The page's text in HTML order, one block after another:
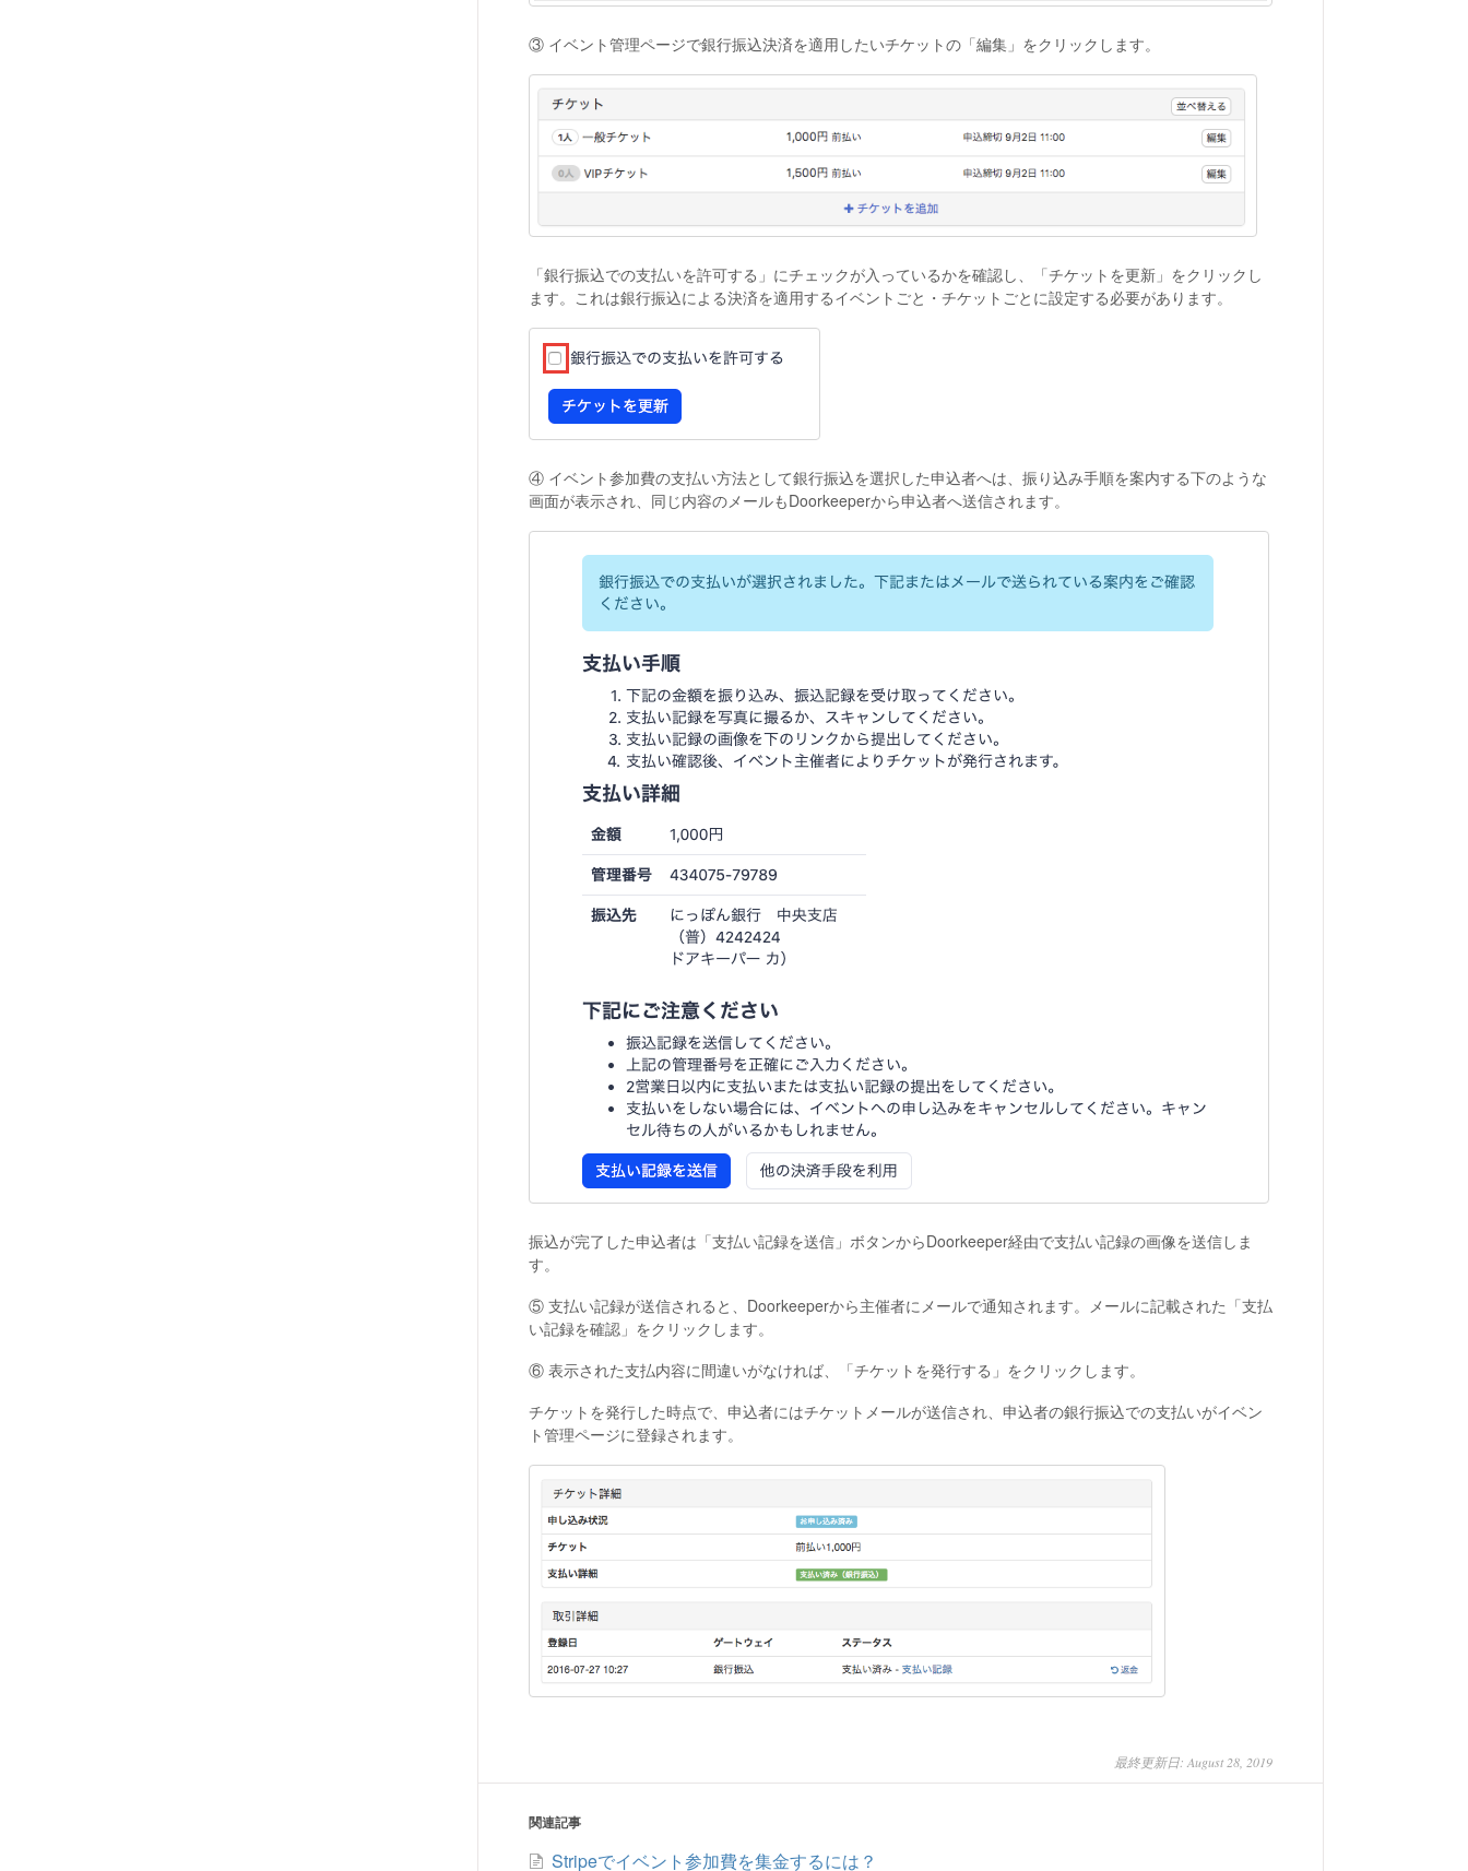
③ イベント管理ページで銀行振込決済を適用したいチケットの「編集」をクリックします。
「銀行振込での支払いを許可する」にチェックが入っているかを確認し、「チケットを更新」をクリックし
ます。これは銀行振込による決済を適用するイベントごと・チケットごとに設定する必要があります。
④ イベント参加費の支払い方法として銀行振込を選択した申込者へは、振り込み手順を案内する下のような
画面が表示され、同じ内容のメールもDoorkeeperから申込者へ送信されます。
振込が完了した申込者は「支払い記録を送信」ボタンからDoorkeeper経由で支払い記録の画像を送信しま
す。
⑤ 支払い記録が送信されると、Doorkeeperから主催者にメールで通知されます。メールに記載された「支払
い記録を確認」をクリックします。
⑥ 表示された支払内容に間違いがなければ、「チケットを発行する」をクリックします。
チケットを発行した時点で、申込者にはチケットメールが送信され、申込者の銀行振込での支払いがイベン
ト管理ページに登録されます。
最終更新日: August 28, 2019
関連記事
Stripeでイベント参加費を集金するには？